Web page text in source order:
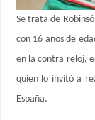
Se trata de
con 16 años de
en la contra reloj,
quien lo invitó a
España.